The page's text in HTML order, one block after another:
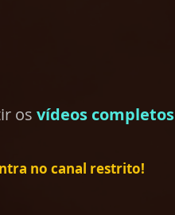
os vídeos completos
no canal restrito!